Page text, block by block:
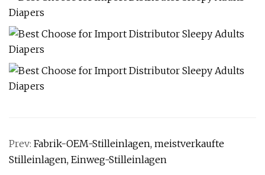
Prev: Fabrik-OEM-Stilleinlagen, meistverkaufte
Stilleinlagen, Einweg-Stilleinlagen